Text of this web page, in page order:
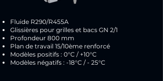
Fluide R290/R455A
Glissières pour grilles et bacs GN 2/1
Profondeur 800 mm
Plan de travail 15/10ème renforcé
Modèles positifs : 0°C / +10°C
Modèles négatifs : -18°C / - 25°C